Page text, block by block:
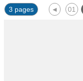
3 pages ◄ 01